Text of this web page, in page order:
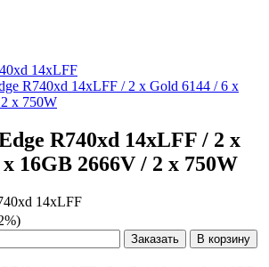
14xLFF
R740xd 14xLFF / 2 x Gold 6144 / 6 x
x 750W
R740xd 14xLFF / 2 x
16GB 2666V / 2 x 750W
14xLFF
Заказать В корзину